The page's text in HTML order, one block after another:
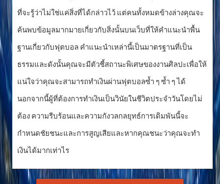
ที่จะรู้ว่าไม่ใช่แค่สิ่งที่ได้กล่าวไว้ แต่คนทั้งหมดข้างล่างคุณจะ
ค้นพบข้อมูลมากมายเกี่ยวกับสิ่งนั้นบนเว็บที่ให้คำแนะนำพื้น
ฐานเกี่ยวกับฟุตบอล คำแนะนำเหล่านี้เป็นมาตรฐานที่เป็น
ธรรมและดังนั้นคุณจะมีตัวชี้สถานะพิเศษของงานศิลปะเพื่อให้
แน่ใจว่าคุณจะสามารถทำเงินผ่านฟุตบอลซ้ำ ๆ ซ้ำ ๆ ได้
นอกจากนี้ผู้ที่ต้องการทำเงินเป็นวินัยในชีวิตประจำวันโดยไม่
ต้อง ความรีบร้อนและความกังวลกลยุทธ์การเดิมพันนี้จะ
กำหนดชัยชนะและการสูญเสียและหากคุณชนะว่าคุณจะทำ
เงินได้มากเท่าไร